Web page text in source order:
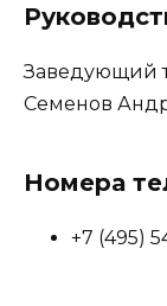
Заведующий
Семенов
Номера
+7 (495)